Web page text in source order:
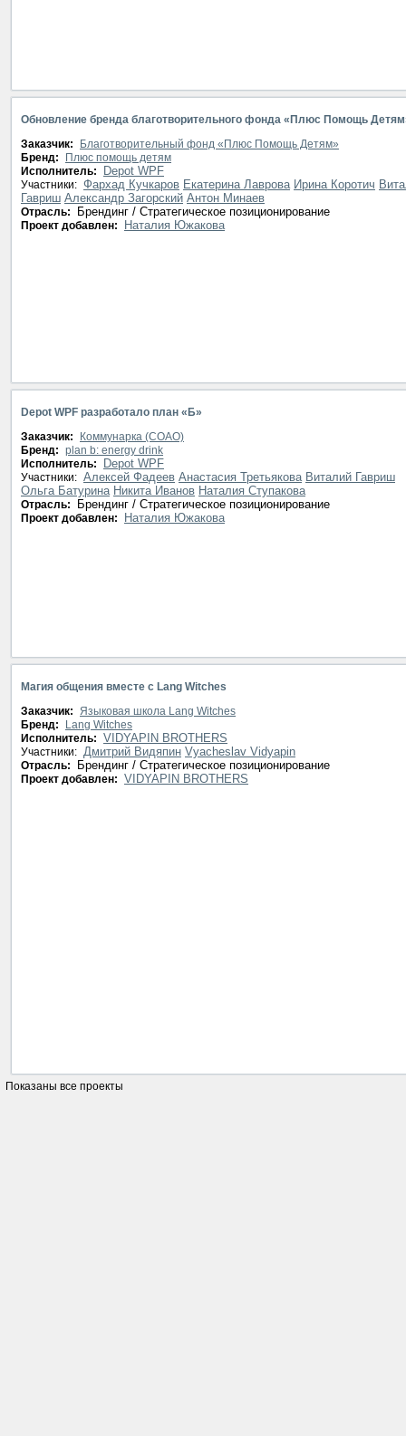
Обновление бренда благотворительного фонда «Плюс Помощь
Заказчик:
Благотворительный фонд «Плюс Помощь Детям»
Бренд:
Плюс помощь детям
Исполнитель:
Depot WPF
Участники: Фархад Кучкаров Екатерина Лаврова Ирина Коротич
Гавриш Александр Загорский Антон Минаев
Отрасль: Брендинг / Стратегическое позиционирование
Проект добавлен: Наталия Южакова
Depot WPF разработало план «Б»
Заказчик:
Коммунарка (CОАО)
Бренд: plan b: energy drink
Исполнитель:
Depot WPF
Участники: Алексей Фадеев Анастасия Третьякова Виталий Гавриш
Ольга Батурина Никита Иванов Наталия Ступакова
Отрасль: Брендинг / Стратегическое позиционирование
Проект добавлен: Наталия Южакова
Магия общения вместе с Lang Witches
Заказчик: Языковая школа Lang Witches
Бренд:
Lang Witches
Исполнитель: VIDYAPIN BROTHERS
Участники: Дмитрий Видяпин Vyacheslav Vidyapin
Отрасль: Брендинг / Стратегическое позиционирование
Проект добавлен: VIDYAPIN BROTHERS
Показаны все проекты